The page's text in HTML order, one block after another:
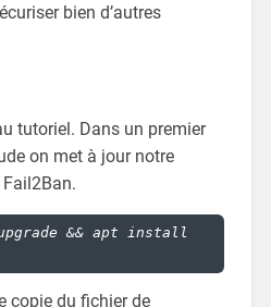
bien d’autres
tutoriel. Dans un premier
on met à jour notre
&& apt install
copie du fichier de